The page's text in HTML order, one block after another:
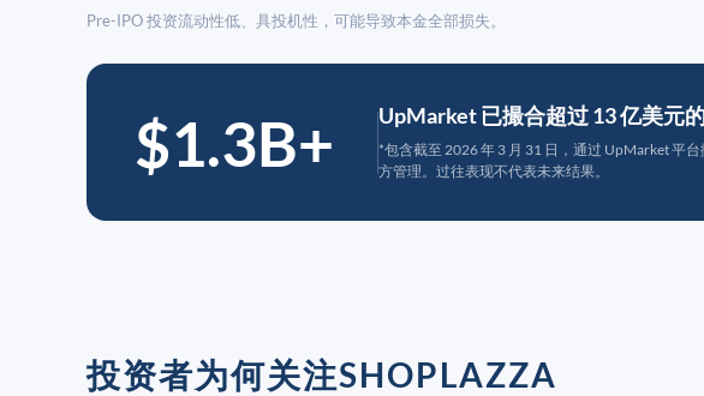
Pre-IPO 投资流动性低、具投机性，可能导致本金全部损失。
$1.3B+ UpMarket 已撮合超过 13 亿美元
*包含截至 2026 年 3 月 31 日，通过 UpMarket 平
方管理。过往表现不代表未来结果。
投资者为何关注SHOPLAZZA